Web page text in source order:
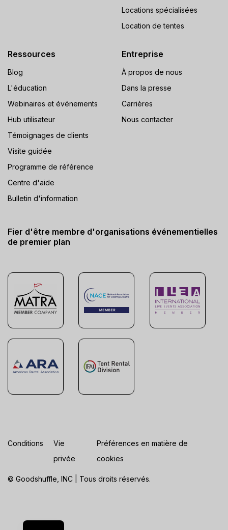
Locations spécialisées
Location de tentes
Ressources
Blog
L'éducation
Webinaires et événements
Hub utilisateur
Témoignages de clients
Visite guidée
Programme de référence
Centre d'aide
Bulletin d'information
Entreprise
À propos de nous
Dans la presse
Carrières
Nous contacter
Fier d'être membre d'organisations événementielles
de premier plan
© Goodshuffle, INC | Tous droits réservés.
Conditions
Vie
privée
Préférences en matière de
cookies